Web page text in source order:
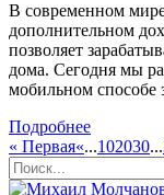
В современном
дополнительном
позволяет
дома. Сегодня мы
мобильном способе
Подробнее
« Первая«...102030...